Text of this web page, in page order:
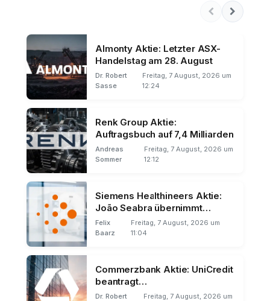
Almonty Aktie: Letzter ASX-
Handelstag am 28. August
Dr. Robert
Sasse
Freitag, 7 August, 2026 um
12:24
Renk Group Aktie:
Auftragsbuch auf 7,4 Milliarden
Andreas
Sommer
Freitag, 7 August, 2026 um
12:12
Siemens Healthineers Aktie:
João Seabra übernimmt
Amerika
Felix
Baarz
Freitag, 7 August, 2026 um
11:04
Commerzbank Aktie: UniCredit
beantragt
Mehrheitsbeteiligung
Dr. Robert
Freitag, 7 August, 2026 um